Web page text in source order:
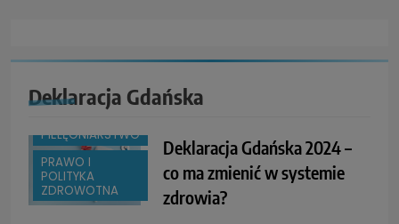
Deklaracja Gdańska
BOX
PIELĘGNIARSTWO
PRAWO I
POLITYKA
ZDROWOTNA
Deklaracja Gdańska 2024 –
co ma zmienić w systemie
zdrowia?